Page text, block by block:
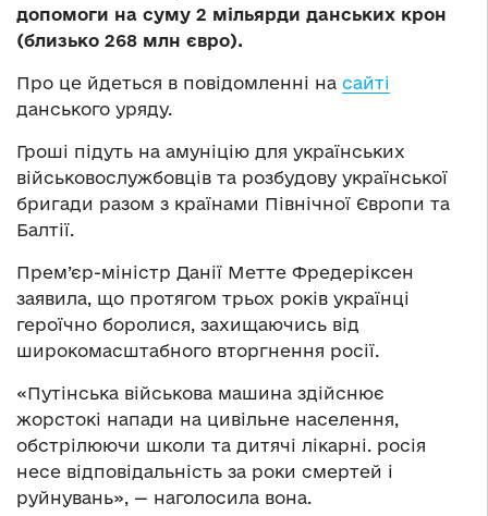
допомоги на суму 2 мільярди данських крон
(близько 268 млн євро).
Про це йдеться в повідомленні на сайті
данського уряду.
Гроші підуть на амуніцію для українських
військовослужбовців та розбудову української
бригади разом з країнами Північної Європи та
Балтії.
Прем’єр-міністр Данії Метте Фредеріксен
заявила, що протягом трьох років українці
героїчно боролися, захищаючись від
широкомасштабного вторгнення росії.
«Путінська військова машина здійснює
жорстокі напади на цивільне населення,
обстрілюючи школи та дитячі лікарні. росія
несе відповідальність за роки смертей і
руйнувань», — наголосила вона.